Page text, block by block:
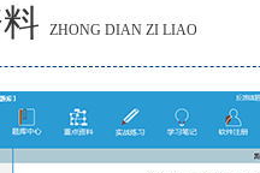
ZHONG DIAN ZI LIAO